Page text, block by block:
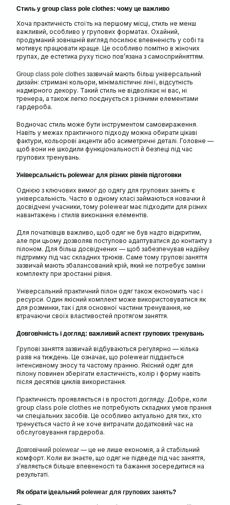
Стиль у group class pole clothes: чому це важливо
Хоча практичність стоїть на першому місці, стиль не менш
важливий, особливо у групових форматах. Охайний,
продуманий зовнішній вигляд посилює впевненість у собі та
мотивує працювати краще. Це особливо помітно в жіночих
групах, де естетика руху тісно пов’язана з самосприйняттям.
Group class pole clothesзазвичай мають більш універсальний
дизайн: стримані кольори, мінімалістичні лінії, відсутність
надмірного декору. Такий стиль не відволікає ні вас, ні
тренера, а також легко поєднується з різними елементами
гардероба.
Водночас стиль може бути інструментом самовираження.
Навіть у межах практичного підходу можна обирати цікаві
фактури, кольорові акценти або асиметричні деталі. Головне —
щоб вони не шкодили функціональності й безпеці під час
групових тренувань.
Універсальність polewear для різних рівнів підготовки
Однією з ключових вимог до одягу для групових занять є
універсальність. Часто в одному класі займаються новачки й
досвідчені учасники, тому polewear має підходити для різних
навантажень і стилів виконання елементів.
Для початківців важливо, щоб одяг не був надто відкритим,
але при цьому дозволяв поступово адаптуватися до контакту з
пілоном. Для більш досвідчених — щоб забезпечував надійну
підтримку під час складних трюків. Саме тому групові заняття
зазвичай мають збалансований крій, який не потребує заміни
комплекту при зростанні рівня.
Універсальний практичний пілон одяг також економить час і
ресурси. Один якісний комплект може використовуватися як
для розминки, так і для основної частини тренування, не
втрачаючи своїх властивостей протягом заняття.
Довговічність і догляд: важливий аспект групових тренувань
Групові заняття зазвичай відбуваються регулярно — кілька
разів на тиждень. Це означає, що polewear піддається
інтенсивному зносу та частому пранню. Якісний одяг для
пілону повинен зберігати еластичність, колір і форму навіть
після десятків циклів використання.
Практичність проявляється і в простоті догляду. Добре, коли
group class pole clothes не потребують складних умов прання
чи спеціальних засобів. Це особливо актуально для тих, хто
тренується часто й не хоче витрачати додатковий час на
обслуговування гардероба.
Довговічний polewear — це не лише економія, а й стабільний
комфорт. Коли ви знаєте, що одяг не підведе під час заняття,
з’являється більше впевненості та бажання зосередитися на
результаті.
Як обрати ідеальний polewear для групових занять?